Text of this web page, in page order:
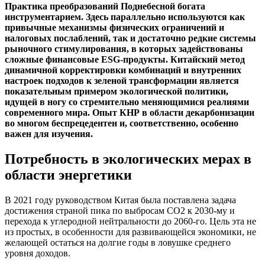
Практика преобразований Поднебесной богата
инструментарием. Здесь параллельно используются как
привычные механизмы физических ограничений и
налоговых послаблений, так и достаточно редкие системы
рыночного стимулирования, в которых задействованы
сложные финансовые ESG-продукты. Китайский метод
динамичной корректировки комбинаций и внутренних
настроек подходов к зеленой трансформации является
показательным примером экологической политики,
идущей в ногу со стремительно меняющимися реалиями
современного мира. Опыт КНР в области декарбонизации
во многом беспрецедентен и, соответственно, особенно
важен для изучения.
Потребность в экологических мерах в
области энергетики
В 2021 году руководством Китая была поставлена задача
достижения страной пика по выбросам CO2 к 2030-му и
перехода к углеродной нейтральности до 2060-го. Цель эта не
из простых, в особенности для развивающейся экономики, не
желающей остаться на долгие годы в ловушке среднего
уровня доходов.